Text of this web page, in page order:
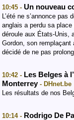
10:45 - Un nouveau
L’été ne s’annonce pas
anglais a perdu sa
déroule aux États-Unis,
Gordon, son
décidé de ne pas
10:42 - Les Belges à
Monterrey - DHnet.be
Les résultats de nos
10:14 - Rodrigo De